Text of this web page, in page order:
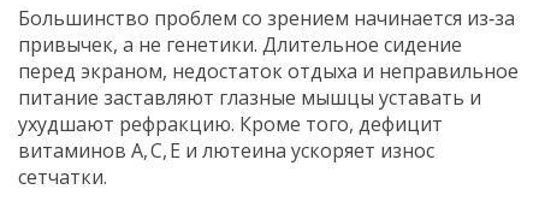
Большинство проблем со зрением начинается из‑за
привычек, а не генетики. Длительное сидение
перед экраном, недостаток отдыха и неправильное
питание заставляют глазные мышцы уставать и
ухудшают рефракцию. Кроме того, дефицит
витаминов А, C, E и лютеина ускоряет износ
сетчатки.